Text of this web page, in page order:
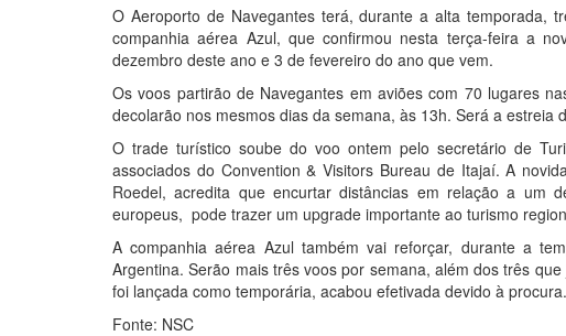
O Aeroporto de Navegantes terá, durante a alta temporada,
companhia aérea Azul, que confirmou nesta terça-feira a
dezembro deste ano e 3 de fevereiro do ano que vem.
Os voos partirão de Navegantes em aviões com 70 lugares
decolarão nos mesmos dias da semana, às 13h. Será a estreia
O trade turístico soube do voo ontem pelo secretário de
associados do Convention & Visitors Bureau de Itajaí. A
Roedel, acredita que encurtar distâncias em relação a um
europeus, pode trazer um upgrade importante ao turismo
A companhia aérea Azul também vai reforçar, durante a
Argentina. Serão mais três voos por semana, além dos três
foi lançada como temporária, acabou efetivada devido à procura.
Fonte: NSC